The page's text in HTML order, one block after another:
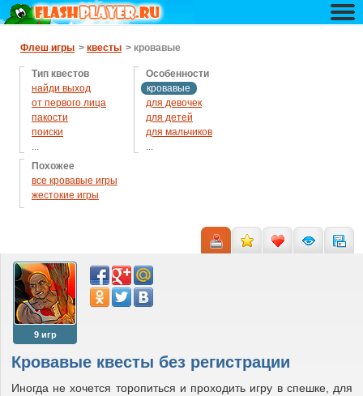
Флеш игры > квесты > кровавые
Тип квестов
найди выход
от первого лица
пакости
поиски
...
помочь человечку
приключения
развитие
Особенности
кровавые
для девочек
для детей
для мальчиков
...
Похожее
все кровавые игры
жестокие игры
Кровавые квесты без регистрации
Иногда не хочется торопиться и проходить игру в спешке, для
9 игр